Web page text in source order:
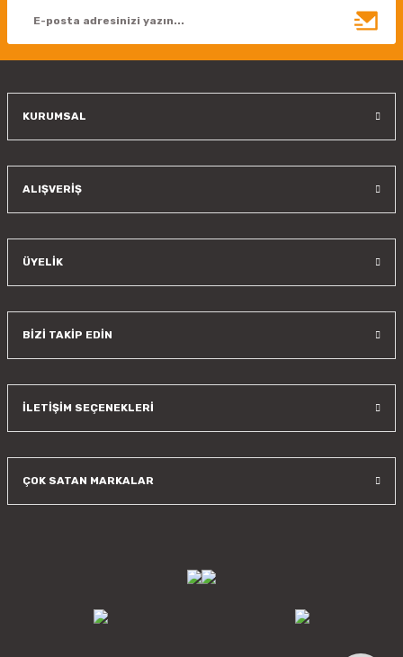
Ürün bilgilerinde hatalar bulunuyor.
KURUMSAL
ALIŞVERİŞ
ÜYELİK
BİZİ TAKİP EDİN
İLETİŞİM SEÇENEKLERİ
ÇOK SATAN MARKALAR